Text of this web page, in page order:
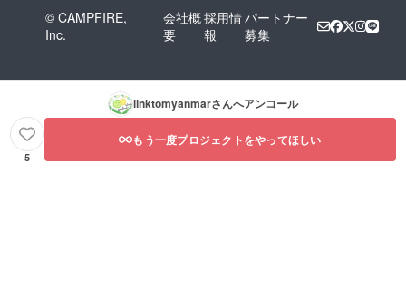
た、少々の助成金を獲得す
るようになりました。それ
み、ともに生きる社会を希
求する」という考えに共感
が深まっているという実感
はありませんでした。ミャ
© CAMPFIRE,
Inc.
会社概
要
採用情
報
パートナー
募集
linktomyanmarさんへアンコール
5
もう一度プロジェクトをやってほしい